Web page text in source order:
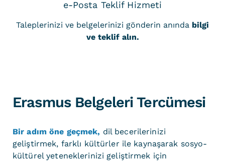
e-Posta Teklif Hizmeti
Taleplerinizi ve belgelerinizi gönderin anında bilgi
ve teklif alın.
Erasmus Belgeleri Tercümesi
Bir adım öne geçmek, dil becerilerinizi
geliştirmek, farklı kültürler ile kaynaşarak sosyo-
kültürel yeteneklerinizi geliştirmek için